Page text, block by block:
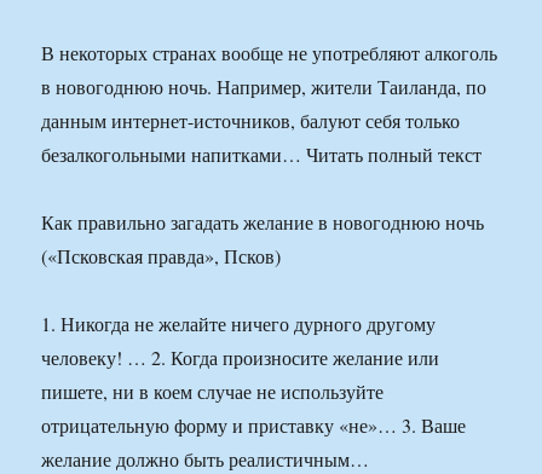
В некоторых странах вообще не употребляют алкоголь
в новогоднюю ночь. Например, жители Таиланда, по
данным интернет-источников, балуют себя только
безалкогольными напитками… Читать полный текст
Как правильно загадать желание в новогоднюю ночь
(«Псковская правда», Псков)
1. Никогда не желайте ничего дурного другому
человеку! … 2. Когда произносите желание или
пишете, ни в коем случае не используйте
отрицательную форму и приставку «не»… 3. Ваше
желание должно быть реалистичным…